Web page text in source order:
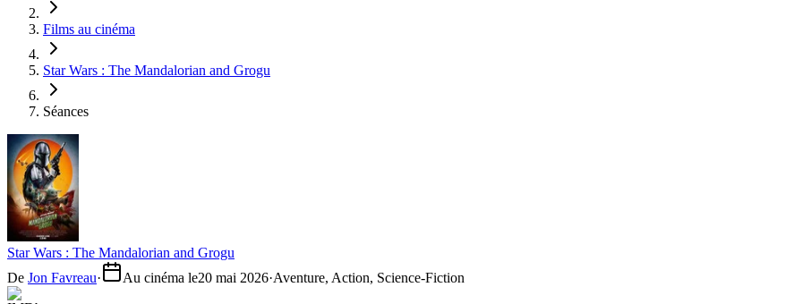
Films au cinéma
Star Wars : The Mandalorian and Grogu
Séances
Star Wars : The Mandalorian and Grogu
De Jon Favreau· Au cinéma le20 mai 2026·Aventure, Action, Science-Fiction